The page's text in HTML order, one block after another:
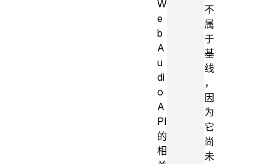
不
属
于
基
线
，
因
为
它
尚
未
W
e
b
A
u
di
o
A
PI
的
相